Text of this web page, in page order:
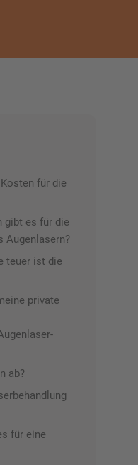
für die
gibt es für die
Augenlasern?
teuer ist die
private
ab?
für eine